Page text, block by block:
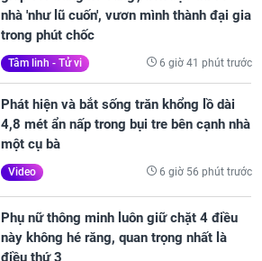
giáp 'rơi trúng hố vàng', tiền bạc ùa về
nhà 'như lũ cuốn', vươn mình thành đại gia
Phát hiện và bắt sống trăn khổng lồ dài
4,8 mét ẩn nấp trong bụi tre bên cạnh nhà
Phụ nữ thông minh luôn giữ chặt 4 điều
này không hé răng, quan trọng nhất là